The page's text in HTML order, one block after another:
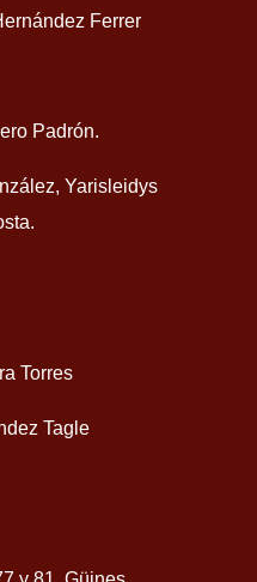
Ferrer
Padrón.
Yarisleidys
Torres
Tagle